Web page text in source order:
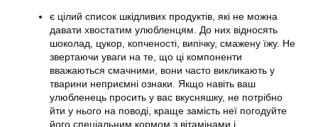
є цілий список шкідливих продуктів, які не можна
давати хвостатим улюбленцям. До них відносять
шоколад, цукор, копченості, випічку, смажену їжу. Не
звертаючи уваги на те, що ці компоненти
вважаються смачними, вони часто викликають у
тварини неприємні ознаки. Якщо навіть ваш
улюбленець просить у вас вкусняшку, не потрібно
йти у нього на поводі, краще замість неї погодуйте
його спеціальним кормом з вітамінами і